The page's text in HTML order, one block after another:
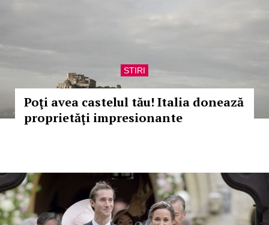
STIRI
Poţi avea castelul tău! Italia donează
proprietăţi impresionante